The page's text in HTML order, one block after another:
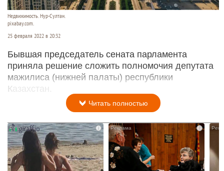
Недвижимость. Нур-Султан.
pixabay.com.
25 февраля 2022 в 20:32
Бывшая председатель сената парламента
приняла решение сложить полномочия депутата
мажилиса (нижней палаты) республики
Казахстан.
Читать полностью
i